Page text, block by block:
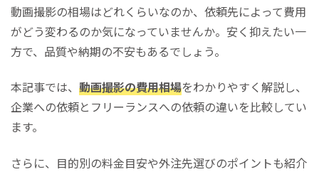
動画撮影の相場はどれくらいなのか、依頼先によって費用
がどう変わるのか気になっていませんか。安く抑えたい一
方で、品質や納期の不安もあるでしょう。
本記事では、 動画撮影の費用相場をわかりやすく解説し、
企業への依頼とフリーランスへの依頼の違いを比較してい
ます。
さらに、目的別の料金目安や外注先選びのポイントも紹介